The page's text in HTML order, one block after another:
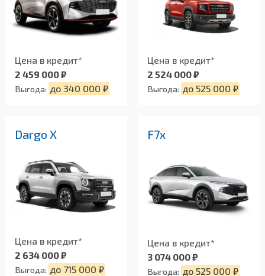
Цена в кредит*
2 459 000 ₽
Выгода: до 340 000 ₽
Цена в кредит*
2 524 000 ₽
Выгода: до 525 000 ₽
Dargo X
Цена в кредит*
2 634 000 ₽
Выгода: до 715 000 ₽
F7x
Цена в кредит*
3 074 000 ₽
Выгода: до 525 000 ₽